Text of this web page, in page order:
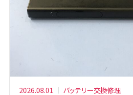
2026.08.01 バッテリー交換修理